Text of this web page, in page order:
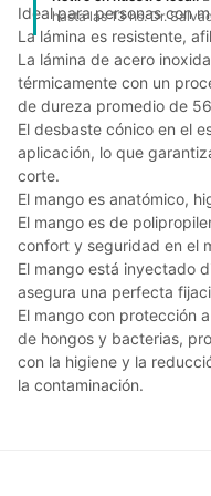
hasta las 13 hs. Dr.
Ideal para personas con
La lámina es resistente,
La lámina de acero
térmicamente con un
de dureza promedio de
El desbaste cónico en el
aplicación, lo que
corte.
El mango es anatómico,
El mango es de
confort y seguridad en el
El mango está inyectado
asegura una perfecta
El mango con protección
de hongos y bacterias,
con la higiene y la
la contaminación.